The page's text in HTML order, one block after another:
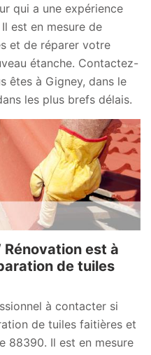
qui a une expérience
est en mesure de
et de réparer votre
étanche. Contactez-
êtes à Gigney, dans le
les plus brefs délais.
Rénovation est à
de tuiles
à contacter si
de tuiles faitières et
88390. Il est en mesure